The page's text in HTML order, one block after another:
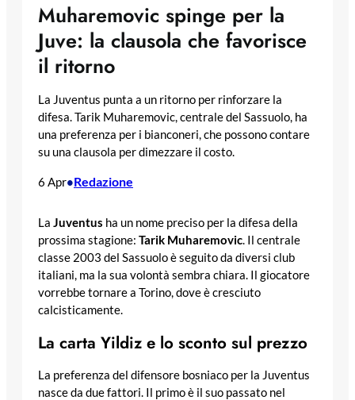
Muharemovic spinge per la
Juve: la clausola che favorisce
il ritorno
La Juventus punta a un ritorno per rinforzare la
difesa. Tarik Muharemovic, centrale del Sassuolo, ha
una preferenza per i bianconeri, che possono contare
su una clausola per dimezzare il costo.
6 Apr•Redazione
La Juventus ha un nome preciso per la difesa della
prossima stagione: Tarik Muharemovic. Il centrale
classe 2003 del Sassuolo è seguito da diversi club
italiani, ma la sua volontà sembra chiara. Il giocatore
vorrebbe tornare a Torino, dove è cresciuto
calcisticamente.
La carta Yildiz e lo sconto sul prezzo
La preferenza del difensore bosniaco per la Juventus
nasce da due fattori. Il primo è il suo passato nel